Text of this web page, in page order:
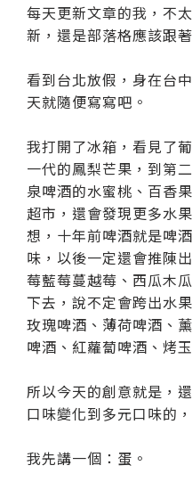
每天更新文章的我，不
新，還是部落格應該跟
看到台北放假，身在台
天就隨便寫寫吧。
我打開了冰箱，看見了
一代的鳳梨芒果，到第
泉啤酒的水蜜桃、百香
超市，還會發現更多水
想，十年前啤酒就是啤
味，以後一定還會推陳
莓藍莓蔓越莓、西瓜木
下去，說不定會跨出水
玫瑰啤酒、薄荷啤酒、
啤酒、紅蘿蔔啤酒、烤
所以今天的創意就是，
口味變化到多元口味的
我先講一個：蛋。